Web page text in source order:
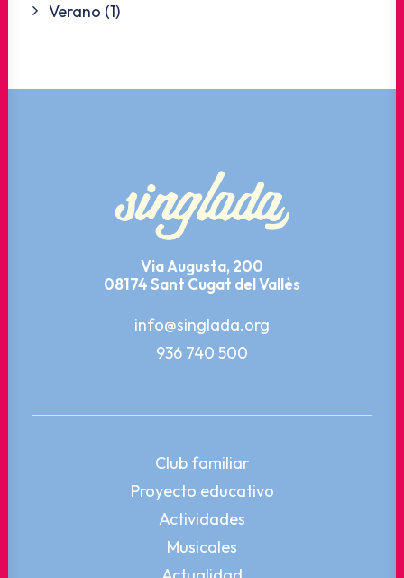
Verano (1)
Via Augusta, 200
08174 Sant Cugat del Vallès
info@singlada.org
936 740 500
Club familiar
Proyecto educativo
Actividades
Musicales